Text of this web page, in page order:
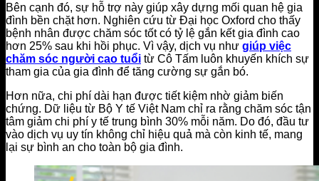
Bên cạnh đó, sự hỗ trợ này giúp xây dựng mối quan hệ gia
đình bền chặt hơn. Nghiên cứu từ Đại học Oxford cho thấy
bệnh nhân được chăm sóc tốt có tỷ lệ gắn kết gia đình cao
hơn 25% sau khi hồi phục. Vì vậy, dịch vụ như giúp việc
chăm sóc người cao tuổi từ Cô Tấm luôn khuyến khích sự
tham gia của gia đình để tăng cường sự gắn bó.
Hơn nữa, chi phí dài hạn được tiết kiệm nhờ giảm biến
chứng. Dữ liệu từ Bộ Y tế Việt Nam chỉ ra rằng chăm sóc tận
tâm giảm chi phí y tế trung bình 30% mỗi năm. Do đó, đầu tư
vào dịch vụ uy tín không chỉ hiệu quả mà còn kinh tế, mang
lại sự bình an cho toàn bộ gia đình.